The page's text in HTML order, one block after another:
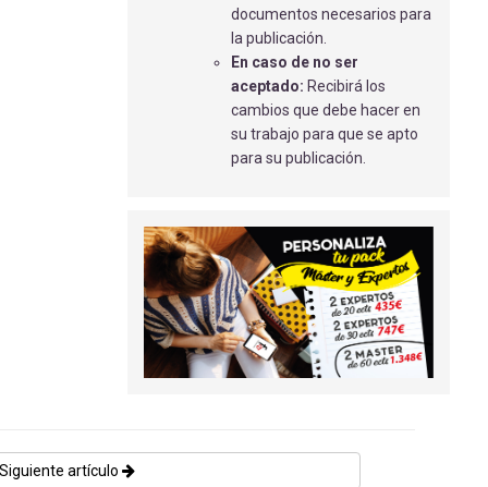
EVALUACIÓN DEL DOLOR LUMBAR EN
NIÑOS Y ADOLESCENTES
Zahy Noukoud, Z.H- 21/01/2021
EMPLEO DEL ARÁNDANO ROJO PARA
LA PREVENCIÓN DE LAS INFECCIONES
URINARIAS RECURRENTES DURANTE LA
METODOLOGÍA EMPLEADA EN LA
INVESTIGACIÓN ENFERMERA
LÓPEZ HUEDO, S- 01/09/2018
INCIDENCIA Y TRATAMIENTO DE LAS
INFECCIONES OTOLÓGICAS
PEDIÁTRICAS
documentos necesarios para
la publicación.
En caso de no ser
aceptado: Recibirá los
cambios que debe hacer en
su trabajo para que se apto
para su publicación.
Siguiente artículo